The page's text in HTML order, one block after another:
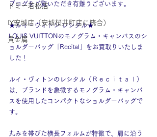
ドミー若松店
IY安城店（安城桜井町店に統合）
貴金属
ブログをご覧いただき有難うございます。
★ルイ・ヴィトン レシタル★
LOUIS VUITTONのモノグラム・キャンバスのシ
ョルダーバッグ「Recital」をお買取りいたしま
した！
ルイ・ヴィトンのレシタル（Ｒｅｃｉｔａｌ）
は、ブランドを象徴するモノグラム・キャンバ
スを使用したコンパクトなショルダーバッグで
す。
丸みを帯びた横長フォルムが特徴で、肩に沿う